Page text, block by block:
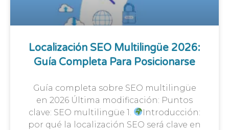
Localización SEO Multilingüe 2026:
Guía Completa Para Posicionarse
Guía completa sobre SEO multilingüe
en 2026 Última modificación: Puntos
clave: SEO multilingüe 1.
Introducción:
por qué la localización SEO será clave en